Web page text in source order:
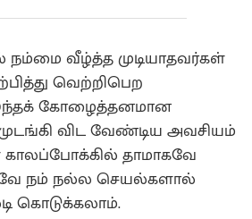
வீழ்த்த முடியாதவர்கள்
வெற்றிபெற
இந்தக் கோழைத்தனமான
விட வேண்டிய அவசியம்
தாமாகவே
நம் நல்ல செயல்களால்
கொடுக்கலாம்.